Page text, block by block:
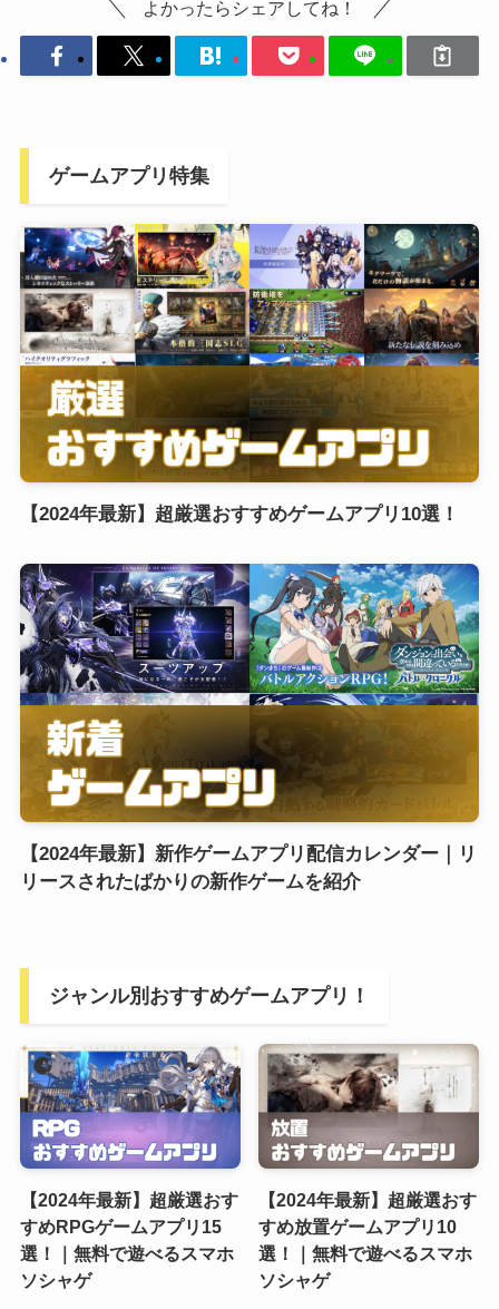
よかったらシェアしてね！
ゲームアプリ特集
【2024年最新】超厳選おすすめゲームアプリ10選！
【2024年最新】新作ゲームアプリ配信カレンダー｜リ
リースされたばかりの新作ゲームを紹介
ジャンル別おすすめゲームアプリ！
【2024年最新】超厳選おす
すめRPGゲームアプリ15
選！｜無料で遊べるスマホ
ソシャゲ
【2024年最新】超厳選おす
すめ放置ゲームアプリ10
選！｜無料で遊べるスマホ
ソシャゲ